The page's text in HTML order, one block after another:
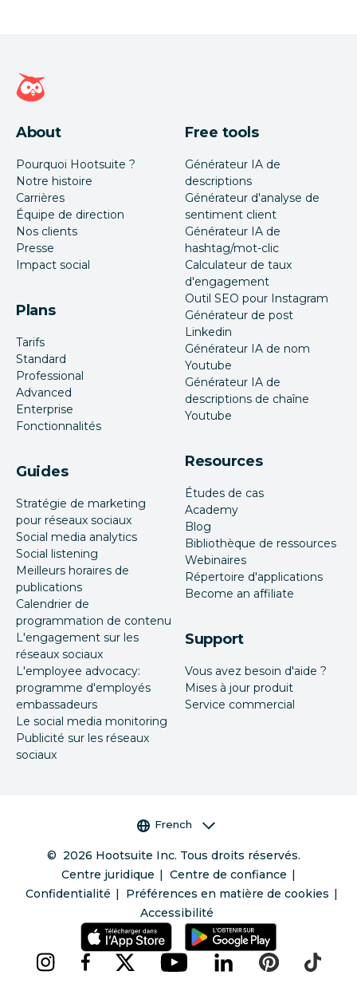
Page d'accueil Hootsuite
About
Pourquoi Hootsuite ?
Notre histoire
Carrières
Équipe de direction
Nos clients
Presse
Impact social
Plans
Tarifs
Standard
Professional
Advanced
Enterprise
Fonctionnalités
Guides
Stratégie de marketing
pour réseaux sociaux
Social media analytics
Social listening
Meilleurs horaires de
publications
Calendrier de
programmation de contenu
L'engagement sur les
réseaux sociaux
L'employee advocacy:
programme d'employés
embassadeurs
Le social media monitoring
Publicité sur les réseaux
sociaux
Free tools
Générateur IA de
descriptions
Générateur d'analyse de
sentiment client
Générateur IA de
hashtag/mot-clic
Calculateur de taux
d'engagement
Outil SEO pour Instagram
Générateur de post
Linkedin
Générateur IA de nom
Youtube
Générateur IA de
descriptions de chaîne
Youtube
Resources
Études de cas
Academy
Blog
Bibliothèque de ressources
Webinaires
Répertoire d'applications
Become an affiliate
Support
Vous avez besoin d'aide ?
Mises à jour produit
Service commercial
Sélecteur de langue
French
© 2026 Hootsuite Inc. Tous droits réservés.
Centre juridique
Centre de confiance
Confidentialité
Préférences en matière de cookies
Accessibilité